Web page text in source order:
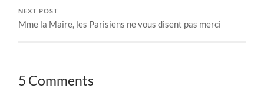
NEXT POST
Mme la Maire, les Parisiens ne vous disent pas merci
5 Comments